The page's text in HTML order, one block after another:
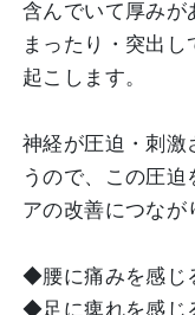
含んでいて厚みが
まったり・突出
起こします。
神経が圧迫・刺激
うので、この圧
アの改善につなが
◆腰に痛みを感じ
◆足に痺れを感じ